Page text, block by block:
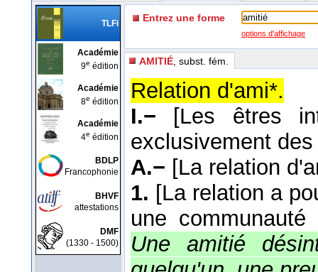
TLFi
Académie
9e édition
Académie
8e édition
Académie
4e édition
BDLP
Francophonie
BHVF
attestations
DMF
(1330 - 1500)
Entrez une forme
options d'affichage
AMITIÉ , subst. fém.
Relation d'ami*.
I.−
[Les êtres
exclusivement
A.− [La relation
1. [La relation a
une
Une amitié